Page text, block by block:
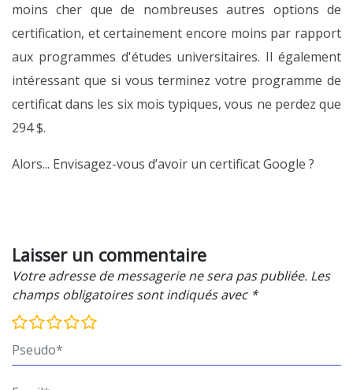
moins cher que de nombreuses autres options de
certification, et certainement encore moins par rapport
aux programmes d'études universitaires. Il également
intéressant que si vous terminez votre programme de
certificat dans les six mois typiques, vous ne perdez que
294 $.
Alors... Envisagez-vous d’avoir un certificat Google ?
Laisser un commentaire
Votre adresse de messagerie ne sera pas publiée. Les
champs obligatoires sont indiqués avec *